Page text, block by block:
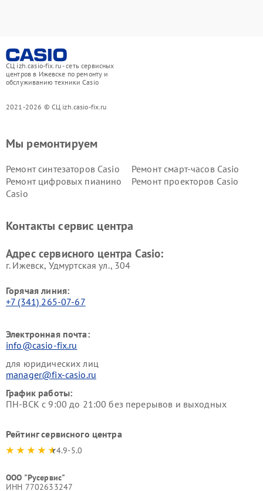
СЦ izh.casio-fix.ru - сеть сервисных
центров в Ижевске по ремонту и
обслуживанию техники Casio
2021-2026 © СЦ izh.casio-fix.ru
Мы ремонтируем
Ремонт синтезаторов Casio
Ремонт смарт-часов Casio
Ремонт цифровых пианино
Casio
Ремонт проекторов Casio
Контакты сервис центра
Адрес сервисного центра Casio:
г. Ижевск, Удмуртская ул., 304
Горячая линия:
+7 (341) 265-07-67
Электронная почта:
info@casio-fix.ru
для юридических лиц
manager@fix-casio.ru
График работы:
ПН-ВСК с 9:00 до 21:00 без перерывов и выходных
Рейтинг сервисного центра
4.9-5.0
ООО "Русервис"
ИНН 7702633247